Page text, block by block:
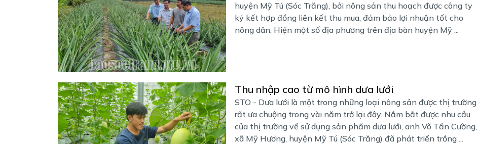
huyện Mỹ Tú (Sóc Trăng), bởi nông sản thu hoạch được công ty
ký kết hợp đồng liên kết thu mua, đảm bảo lợi nhuận tốt cho
nông dân. Hiện một số địa phương trên địa bàn huyện Mỹ ...
Thu nhập cao từ mô hình dưa lưới
STO - Dưa lưới là một trong những loại nông sản được thị trường
rất ưa chuộng trong vài năm trở lại đây. Nắm bắt được nhu cầu
của thị trường về sử dụng sản phẩm dưa lưới, anh Võ Tấn Cường,
xã Mỹ Hương, huyện Mỹ Tú (Sóc Trăng) đã phát triển trồng ...